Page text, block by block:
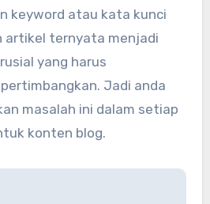
keyword atau kata kunci
artikel ternyata menjadi
yang harus
Jadi anda
masalah ini dalam setiap
konten blog.